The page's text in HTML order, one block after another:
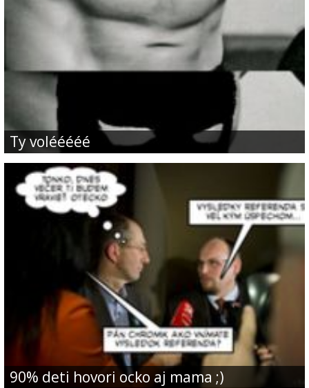
Ty volééééé
90% deti hovori ocko aj mama ;)